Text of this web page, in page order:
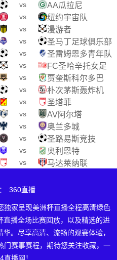
vs AA瓜拉尼
vs 纽约宇宙队
vs 漫游者
vs 圣马丁足球俱乐部
vs 圣雷姆恩多青年队
vs FC圣哈辛托女足
vs 贾奎斯科尔多巴
vs 朴次茅斯轰炸机
vs 圣塔菲
vs AV阿尔塔
vs 奥兰多城
vs 圣路易斯竞技
vs 奥利恩特
vs 马达莱纳联
360直播
独家呈现美洲杯直播全程高清绿色
直播全场比赛回放，以及精选的进
。尽享高清、流畅的观赛体验，
门赛事赛程，期待您关注收藏，一
直播网！